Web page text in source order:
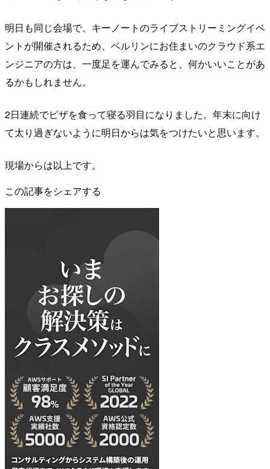
明日も同じ会場で、キーノートのライブストリーミングイベ
ントが開催されるため、ベルリンにお住まいのクラウド系エ
ンジニアの方は、一度足を運んでみると、何かいいことがあ
るかもしれません。
2日連続でピザを食って寝る羽目になりました。年末に向け
て太り過ぎないように明日からは気をつけたいと思います。
現場からは以上です。
この記事をシェアする